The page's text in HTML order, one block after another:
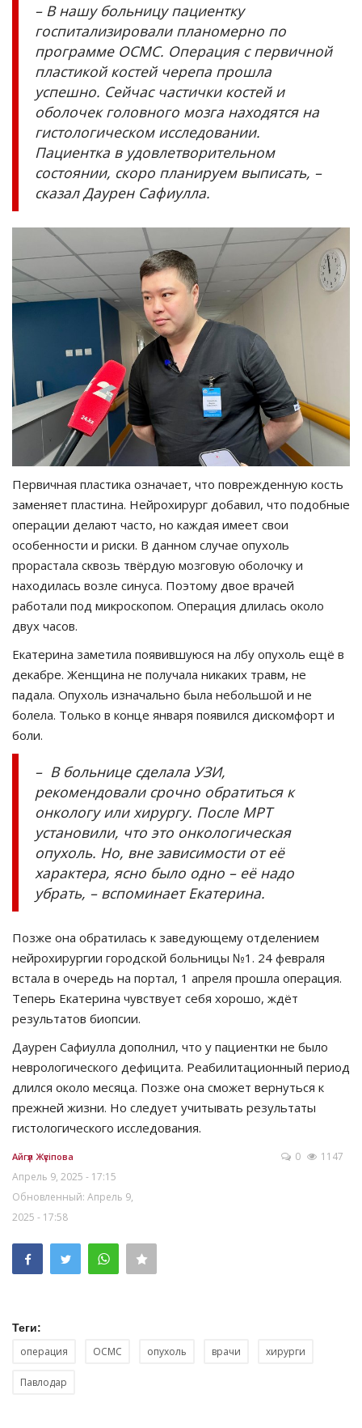
– В нашу больницу пациентку
госпитализировали планомерно по
программе ОСМС. Операция с первичной
пластикой костей черепа прошла
успешно. Сейчас частички костей и
оболочек головного мозга находятся на
гистологическом исследовании.
Пациентка в удовлетворительном
состоянии, скоро планируем выписать, –
сказал Даурен Сафиулла.
Первичная пластика означает, что поврежденную кость
заменяет пластина. Нейрохирург добавил, что подобные
операции делают часто, но каждая имеет свои
особенности и риски. В данном случае опухоль
прорастала сквозь твёрдую мозговую оболочку и
находилась возле синуса. Поэтому двое врачей
работали под микроскопом. Операция длилась около
двух часов.
Екатерина заметила появившуюся на лбу опухоль ещё в
декабре. Женщина не получала никаких травм, не
падала. Опухоль изначально была небольшой и не
болела. Только в конце января появился дискомфорт и
боли.
– В больнице сделала УЗИ,
рекомендовали срочно обратиться к
онкологу или хирургу. После МРТ
установили, что это онкологическая
опухоль. Но, вне зависимости от её
характера, ясно было одно – её надо
убрать, – вспоминает Екатерина.
Позже она обратилась к заведующему отделением
нейрохирургии городской больницы №1. 24 февраля
встала в очередь на портал, 1 апреля прошла операция.
Теперь Екатерина чувствует себя хорошо, ждёт
результатов биопсии.
Даурен Сафиулла дополнил, что у пациентки не было
неврологического дефицита. Реабилитационный период
длился около месяца. Позже она сможет вернуться к
прежней жизни. Но следует учитывать результаты
гистологического исследования.
Айгүл Жүсіпова
Апрель 9, 2025 - 17:15
Обновленный: Апрель 9,
2025 - 17:58
0 1147
Теги:
операция ОСМС опухоль врачи хирурги
Павлодар